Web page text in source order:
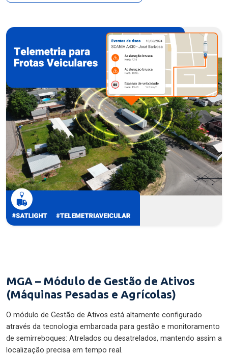
MGA – Módulo de Gestão de Ativos
(Máquinas Pesadas e Agrícolas)
O módulo de Gestão de Ativos está altamente configurado
através da tecnologia embarcada para gestão e monitoramento
de semirreboques: Atrelados ou desatrelados, mantendo assim a
localização precisa em tempo real.